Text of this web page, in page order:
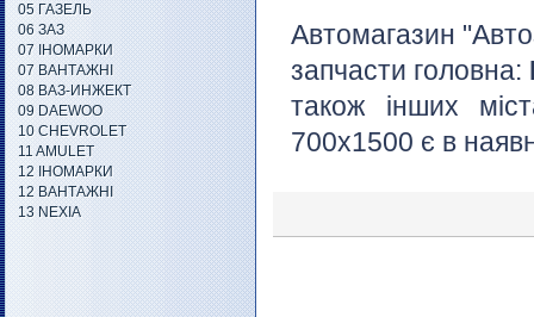
Автомагазин
запчасти головна:
також інших
700х1500 є в
05 ГАЗЕЛЬ
06 ЗАЗ
07 ІНОМАРКИ
07 ВАНТАЖНІ
08 ВАЗ-ИНЖЕКТ
09 DAEWOO
10 CHEVROLET
11 AMULET
12 ІНОМАРКИ
12 ВАНТАЖНІ
13 NEXIA